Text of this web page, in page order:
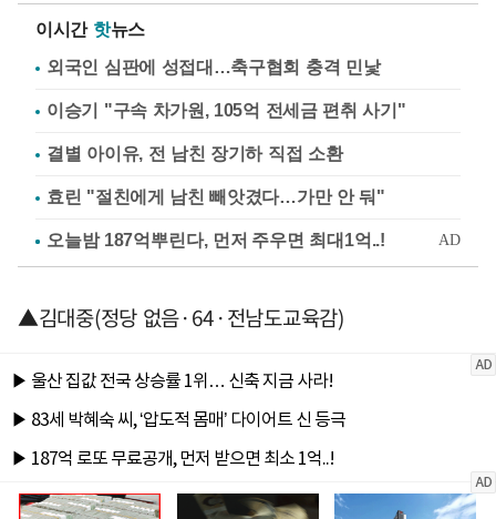
이시간 핫뉴스
외국인 심판에 성접대…축구협회 충격 민낯
이승기 "구속 차가원, 105억 전세금 편취 사기"
결별 아이유, 전 남친 장기하 직접 소환
효린 "절친에게 남친 빼앗겼다…가만 안 둬"
▲김대중(정당 없음·64·전남도교육감)